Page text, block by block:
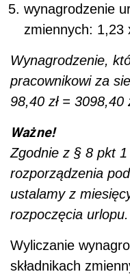
wynagrodzenie
zmiennych: 1,23
Wynagrodzenie,
pracownikowi za
98,40 zł = 3098,40
Ważne!
Zgodnie z § 8 pkt
rozporządzenia
ustalamy z
rozpoczęcia urlopu.
Wyliczanie
składnikach